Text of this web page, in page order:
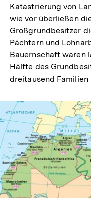
Katastrierung von
wie vor überließen
Großgrundbesitzer
Pächtern und
Bauernschaft waren
Hälfte des
dreitausend